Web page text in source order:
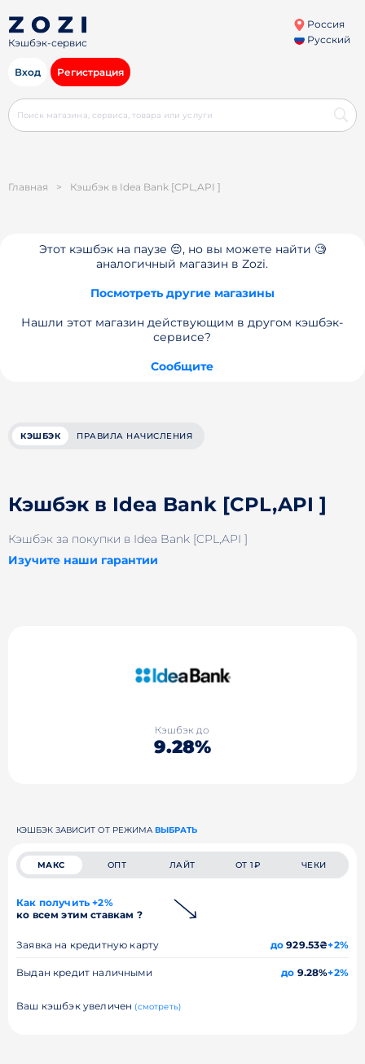
Кэшбэк-сервис
Россия
Русский
Вход Регистрация
Главная > Кэшбэк в Idea Bank [CPL,API ]
Этот кэшбэк на паузе 😔, но вы можете найти 🧐
аналогичный магазин в Zozi.
Посмотреть другие магазины
Нашли этот магазин действующим в другом кэшбэк-
сервисе?
Сообщите
КЭШБЭК ПРАВИЛА НАЧИСЛЕНИЯ
Кэшбэк в Idea Bank [CPL,API ]
Кэшбэк за покупки в Idea Bank [CPL,API ]
Изучите наши гарантии
Кэшбэк до
9.28%
КЭШБЭК ЗАВИСИТ ОТ РЕЖИМА ВЫБРАТЬ
МАКС ОПТ ЛАЙТ ОТ 1₽ ЧЕКИ
Как получить +2%
ко всем этим ставкам ?
Заявка на кредитную карту до 929.53₴+2%
Выдан кредит наличными до 9.28%+2%
Ваш кэшбэк увеличен (смотреть)